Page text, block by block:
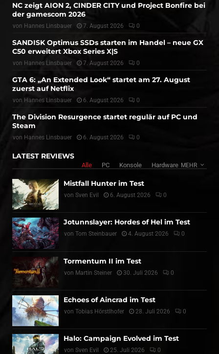
NC zeigt AION 2, CINDER CITY und Project Bonfire bei
der gamescom 2026
von Hannes Linsbauer 7. August 2026 0
SANDISK Optimus SSDs starten im Handel – neue GX
C50 erweitert Xbox Series X|S
von Hannes Linsbauer 7. August 2026 0
GTA 6: „An Extended Look“ startet am 27. August
zuerst auf Netflix
von Hannes Linsbauer 6. August 2026 0
The Division Resurgence startet regulär auf PC und
Steam
von Hannes Linsbauer 6. August 2026 0
LATEST REVIEWS
Alle PC Konsole Hardware MEHR
Mistfall Hunter im Test
von Sven Evil 6. August 2026 0
Jotunnslayer: Hordes of Hel im Test
von Tom Steinbauer 4. August 2026 0
Tormentum II im Test
von Martin Steiner 30. Juli 2026 0
Echoes of Aincrad im Test
von Tobias Hörstlhofer 28. Juli 2026 0
Halo: Campaign Evolved im Test
von Sven Evil 25. Juli 2026 0